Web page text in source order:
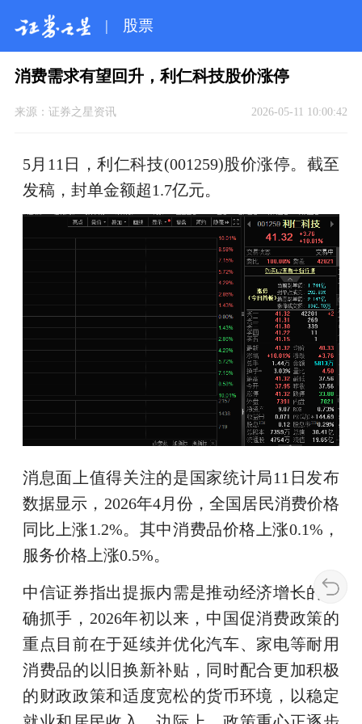
| 股票
消费需求有望回升，利仁科技股价涨停
来源： 证券之星资讯 2026-05-11 10:00:42
5月11日，利仁科技(001259)股价涨停。截至
发稿，封单金额超1.7亿元。
消息面上值得关注的是国家统计局11日发布
数据显示，2026年4月份，全国居民消费价格
同比上涨1.2%。其中消费品价格上涨0.1%，
服务价格上涨0.5%。
中信证券指出提振内需是推动经济增长的明
确抓手，2026年初以来，中国促消费政策的
重点目前在于延续并优化汽车、家电等耐用
消费品的以旧换新补贴，同时配合更加积极
的财政政策和适度宽松的货币环境，以稳定